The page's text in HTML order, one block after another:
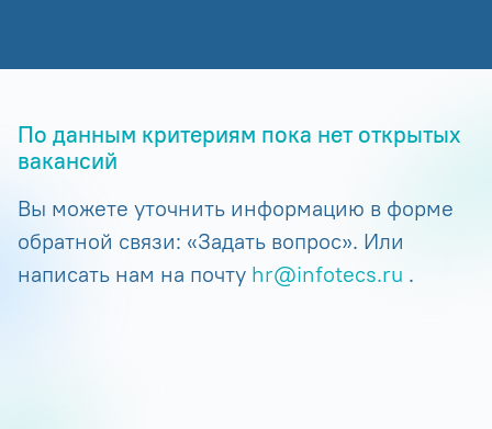
По данным критериям пока нет открытых
вакансий
Вы можете уточнить информацию в форме
обратной связи: «Задать вопрос». Или
написать нам на почту hr@infotecs.ru .